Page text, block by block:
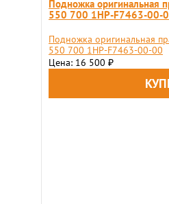
Подножка оригинальная
550 700 1HP-F7463-00-
Подножка оригинальная
550 700 1HP-F7463-00-00
Цена: 16 500 ₽